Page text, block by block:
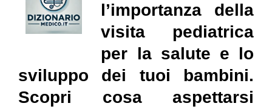
l’importanza della
visita pediatrica
per la salute e lo
sviluppo dei tuoi bambini.
Scopri cosa aspettarsi